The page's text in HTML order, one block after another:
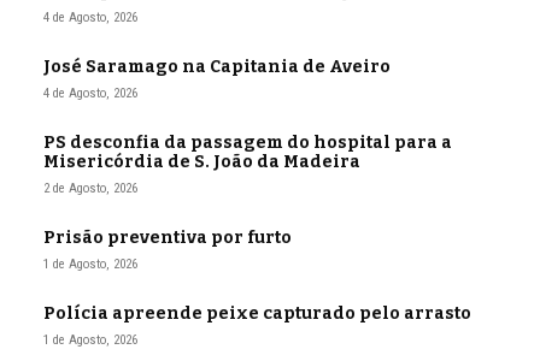
4 de Agosto, 2026
José Saramago na Capitania de Aveiro
4 de Agosto, 2026
PS desconfia da passagem do hospital para a
Misericórdia de S. João da Madeira
2 de Agosto, 2026
Prisão preventiva por furto
1 de Agosto, 2026
Polícia apreende peixe capturado pelo arrasto
1 de Agosto, 2026